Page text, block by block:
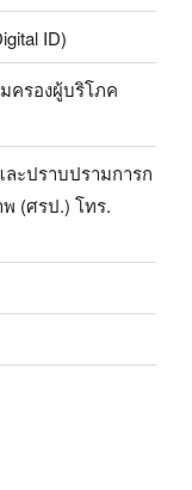
ID)
ครองผู้บริโภค
ละปราบปรามการก
(ศรป.) โทร.